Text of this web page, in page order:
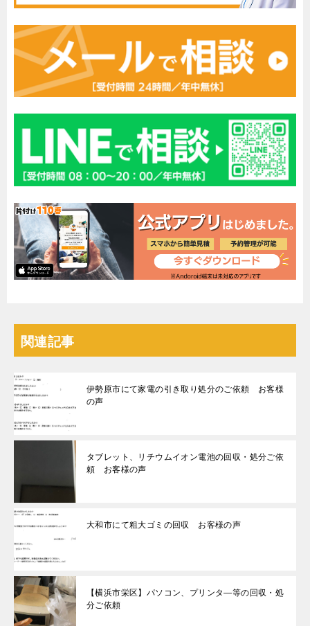
関連記事
伊勢原市にて家電の引き取り処分のご依頼 お客様
の声
タブレット、リチウムイオン電池の回収・処分ご依
頼 お客様の声
大和市にて粗大ゴミの回収 お客様の声
【横浜市栄区】パソコン、プリンタ―等の回収・処
分ご依頼